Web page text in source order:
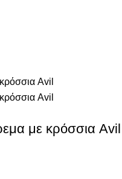
με κρόσσια Avil